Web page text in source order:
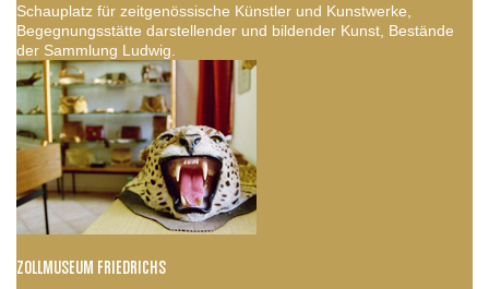
Schauplatz für zeitgenössische Künstler und Kunstwerke,
Begegnungsstätte darstellender und bildender Kunst, Bestände
der Sammlung Ludwig.
ZOLLMUSEUM FRIEDRICHS